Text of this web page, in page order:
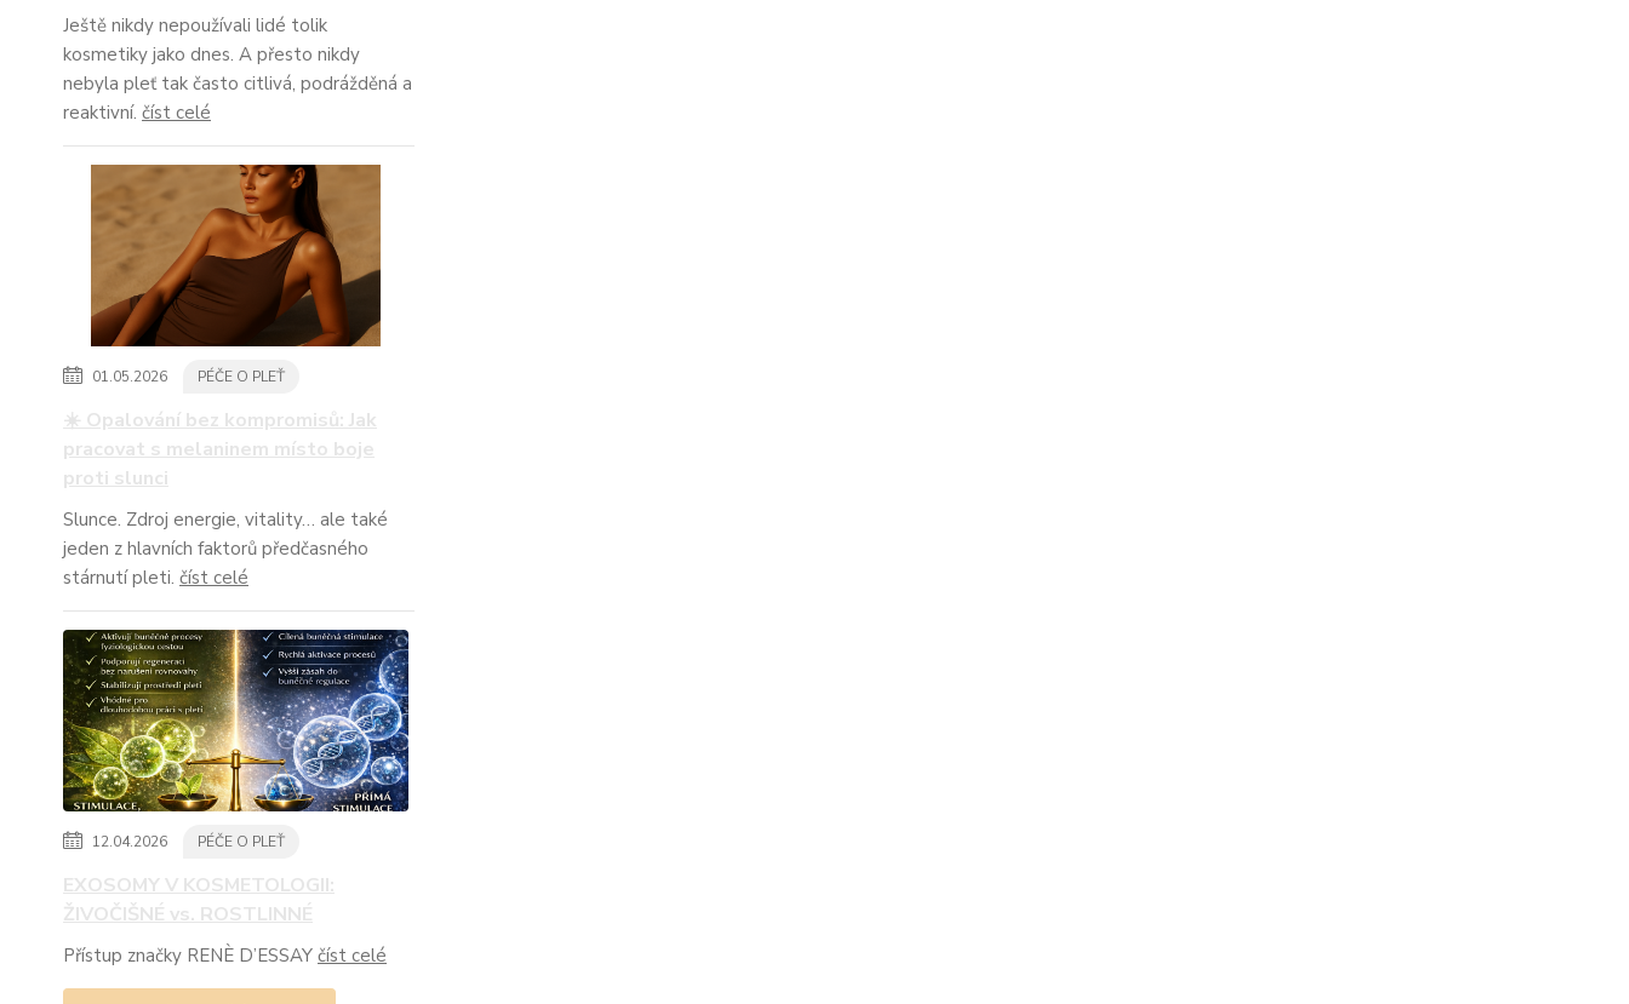
Ještě nikdy nepoužívali lidé tolik
kosmetiky jako dnes. A přesto nikdy
nebyla pleť tak často citlivá, podrážděná a
reaktivní. číst celé
01.05.2026 PÉČE O PLEŤ
☀️ Opalování bez kompromisů: Jak
pracovat s melaninem místo boje
proti slunci
Slunce. Zdroj energie, vitality… ale také
jeden z hlavních faktorů předčasného
stárnutí pleti. číst celé
12.04.2026 PÉČE O PLEŤ
EXOSOMY V KOSMETOLOGII:
ŽIVOČIŠNÉ vs. ROSTLINNÉ
Přístup značky RENÈ D’ESSAY číst celé